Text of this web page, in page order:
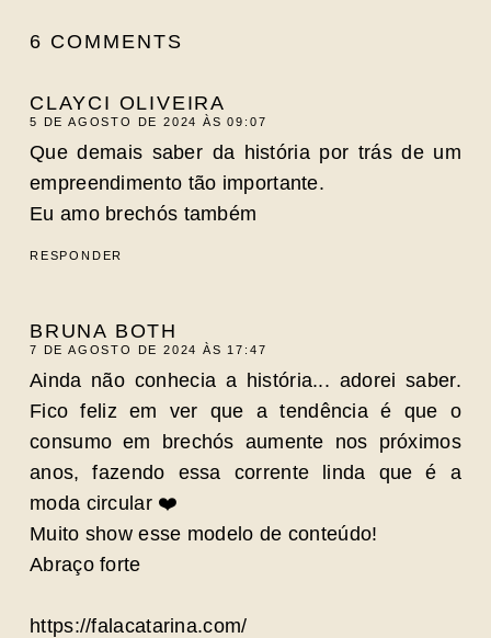
6 COMMENTS
CLAYCI OLIVEIRA
5 DE AGOSTO DE 2024 ÀS 09:07
Que demais saber da história por trás de um
empreendimento tão importante.
Eu amo brechós também
RESPONDER
BRUNA BOTH
7 DE AGOSTO DE 2024 ÀS 17:47
Ainda não conhecia a história... adorei saber.
Fico feliz em ver que a tendência é que o
consumo em brechós aumente nos próximos
anos, fazendo essa corrente linda que é a
moda circular ❤️
Muito show esse modelo de conteúdo!
Abraço forte
https://falacatarina.com/